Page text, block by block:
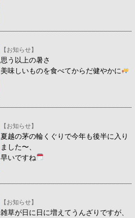
【お知らせ】
思う以上の暑さ
美味しいものを食べてからだ健やかに
【お知らせ】
夏越の茅の輪くぐりで今年も後半に入り
ました〜、
早いですね
【お知らせ】
雑草が日に日に増えてうんざりですが、